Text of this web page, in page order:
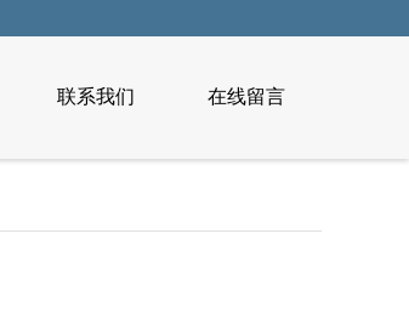
联系我们 在线留言